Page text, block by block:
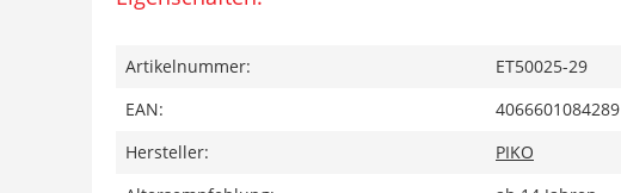
Artikelnummer:
ET50025-29
EAN:
4066601084289
Hersteller:
PIKO